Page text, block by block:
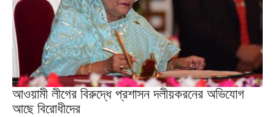
আওয়ামী লীগের বিরুদ্ধে প্রশাসন দলীয়করনের অভিযোগ
আছে বিরোধীদের